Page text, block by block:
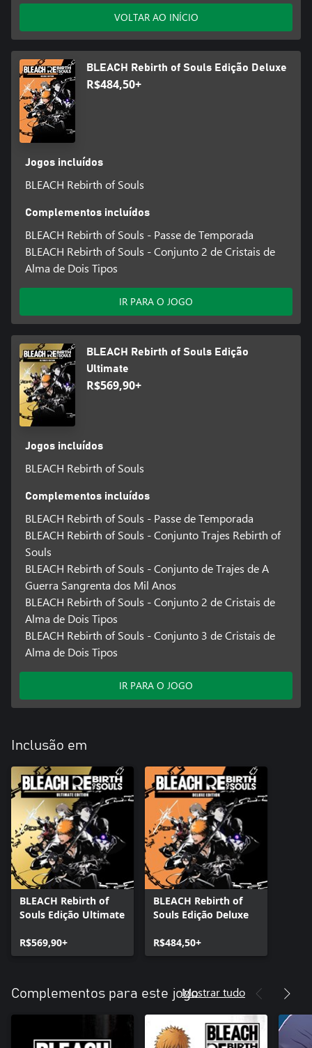
VOLTAR AO INÍCIO
BLEACH Rebirth of Souls Edição Deluxe
R$484,50+
Jogos incluídos
BLEACH Rebirth of Souls
Complementos incluídos
BLEACH Rebirth of Souls - Passe de Temporada
BLEACH Rebirth of Souls - Conjunto 2 de Cristais de
Alma de Dois Tipos
IR PARA O JOGO
BLEACH Rebirth of Souls Edição
Ultimate
R$569,90+
Jogos incluídos
BLEACH Rebirth of Souls
Complementos incluídos
BLEACH Rebirth of Souls - Passe de Temporada
BLEACH Rebirth of Souls - Conjunto Trajes Rebirth of
Souls
BLEACH Rebirth of Souls - Conjunto de Trajes de A
Guerra Sangrenta dos Mil Anos
BLEACH Rebirth of Souls - Conjunto 2 de Cristais de
Alma de Dois Tipos
BLEACH Rebirth of Souls - Conjunto 3 de Cristais de
Alma de Dois Tipos
IR PARA O JOGO
Inclusão em
BLEACH Rebirth of
Souls Edição Ultimate
R$569,90+
BLEACH Rebirth of
Souls Edição Deluxe
R$484,50+
Complementos para este jogoMostrar tudo